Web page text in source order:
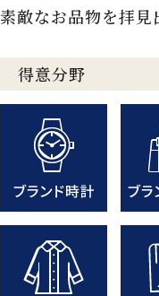
素敵なお品物を拝見
得意分野